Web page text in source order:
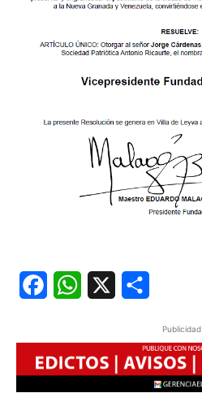
FacebookWhatsApp
Publicidad